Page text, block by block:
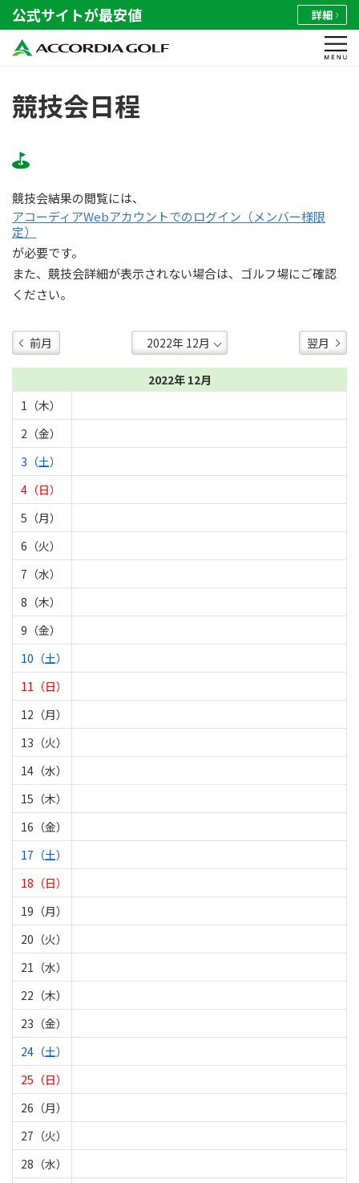
公式サイトが最安値 詳細
競技会日程
競技会結果の閲覧には、
アコーディアWebアカウントでのログイン（メンバー様限
定）
が必要です。
また、競技会詳細が表示されない場合は、ゴルフ場にご確認
ください。
前月 翌月
2022年 12月
1（木）
2（金）
3（土）
4（日）
5（月）
6（火）
7（水）
8（木）
9（金）
10（土）
11（日）
12（月）
13（火）
14（水）
15（木）
16（金）
17（土）
18（日）
19（月）
20（火）
21（水）
22（木）
23（金）
24（土）
25（日）
26（月）
27（火）
28（水）